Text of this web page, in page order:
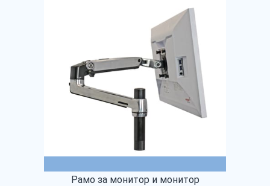
Рамо за монитор и монитор